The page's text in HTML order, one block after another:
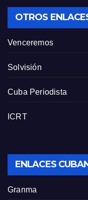
OTROS
Venceremos
Solvisión
Cuba Periodista
ICRT
ENLACES
Granma